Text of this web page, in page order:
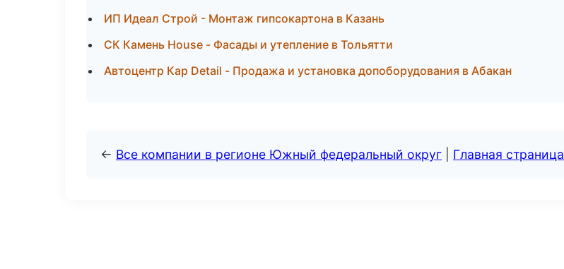
ИП Идеал Строй - Монтаж гипсокартона в Казань
СК Камень House - Фасады и утепление в Тольятти
Автоцентр Кар Detail - Продажа и установка допоборудования в Абакан
← Все компании в регионе Южный федеральный округ Главная страница